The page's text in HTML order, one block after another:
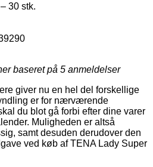
30 stk.
baseret på 5 anmeldelser
giver nu en hel del forskellige
er for nærværende
du blot gå forbi efter dine varer
Muligheden er altså
samt desuden derudover den
ved køb af TENA Lady Super